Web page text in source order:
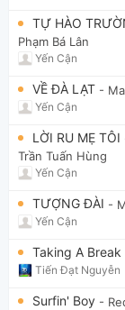
TỰ HÀO
Phạm Bá Lân
Yến Cận
VỀ ĐÀ LẠT -
Yến Cận
LỜI RU MẸ TÔI
Trần Tuấn Hùng
Yến Cận
TƯỢNG ĐÀI -
Yến Cận
Taking A Break
Tiến Đạt Nguyễn
Surfin' Boy -